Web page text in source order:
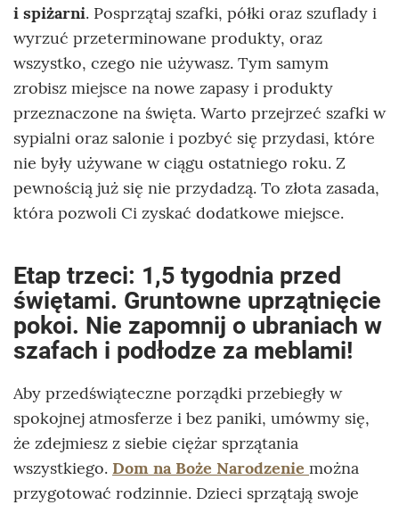
i spiżarni. Posprzątaj szafki, półki oraz szuflady i
wyrzuć przeterminowane produkty, oraz
wszystko, czego nie używasz. Tym samym
zrobisz miejsce na nowe zapasy i produkty
przeznaczone na święta. Warto przejrzeć szafki w
sypialni oraz salonie i pozbyć się przydasi, które
nie były używane w ciągu ostatniego roku. Z
pewnością już się nie przydadzą. To złota zasada,
która pozwoli Ci zyskać dodatkowe miejsce.
Etap trzeci: 1,5 tygodnia przed
świętami. Gruntowne uprzątnięcie
pokoi. Nie zapomnij o ubraniach w
szafach i podłodze za meblami!
Aby przedświąteczne porządki przebiegły w
spokojnej atmosferze i bez paniki, umówmy się,
że zdejmiesz z siebie ciężar sprzątania
wszystkiego. Dom na Boże Narodzenie można
przygotować rodzinnie. Dzieci sprzątają swoje